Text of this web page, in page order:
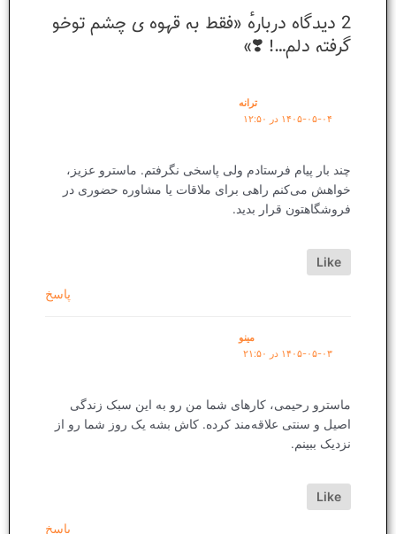
2 دیدگاه دربارهٔ «فقط به قهوه ی چشم توخو
گرفته دلم…! ❣️»
ترانه
۱۴۰۵-۰۵-۰۴ در ۱۲:۵۰
چند بار پیام فرستادم ولی پاسخی نگرفتم. ماسترو عزیز،
خواهش می‌کنم راهی برای ملاقات یا مشاوره حضوری در
فروشگاهتون قرار بدید.
Like
پاسخ
مینو
۱۴۰۵-۰۵-۰۳ در ۲۱:۵۰
ماسترو رحیمی، کارهای شما من رو به این سبک زندگی
اصیل و سنتی علاقه‌مند کرده. کاش بشه یک روز شما رو از
نزدیک ببینم.
Like
پاسخ